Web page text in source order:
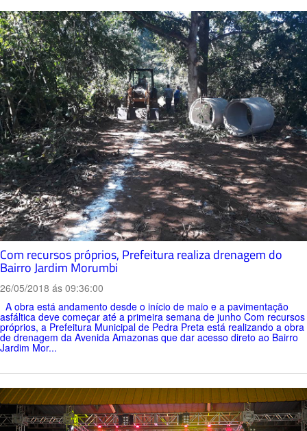
Com recursos próprios, Prefeitura realiza drenagem do
Bairro Jardim Morumbi
26/05/2018 ás 09:36:00
A obra está andamento desde o início de maio e a pavimentação
asfáltica deve começar até a primeira semana de junho Com recursos
próprios, a Prefeitura Municipal de Pedra Preta está realizando a obra
de drenagem da Avenida Amazonas que dar acesso direto ao Bairro
Jardim Mor...